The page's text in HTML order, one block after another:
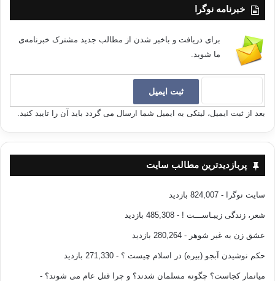
خبرنامه نوگرا
برای دریافت و باخبر شدن از مطالب جدید مشترک خبرنامه‌ی
ما شوید.
بعد از ثبت ایمیل، لینکی به ایمیل شما ارسال می گردد باید آن را تایید کنید.
پربازدیدترین مطالب سایت
سایت نوگرا - 824,007 بازدید
شعر، زندگی زیبـاســـت ! - 485,308 بازدید
عشق زن به غیر شوهر - 280,264 بازدید
حکم نوشیدن آبجو (بیره) در اسلام چیست ؟ - 271,330 بازدید
میانمار کجاست؟ چگونه مسلمان شدند؟ و چرا قتل عام می شوند؟ -